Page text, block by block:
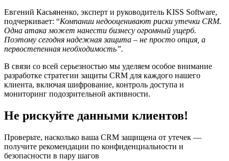
Евгений Касьяненко, эксперт и руководитель KISS Software,
подчеркивает: “Компании недооценивают риски утечки CRM.
Одна атака может нанести бизнесу огромный ущерб.
Поэтому сегодня надежная защита – не просто опция, а
первостепенная необходимость”.
В связи со всей серьезностью мы уделяем особое внимание
разработке стратегии защиты CRM для каждого нашего
клиента, включая шифрование, контроль доступа и
мониторинг подозрительной активности.
Не рискуйте данными клиентов!
Проверьте, насколько ваша CRM защищена от утечек —
получите рекомендации по конфиденциальности и
безопасности в пару шагов